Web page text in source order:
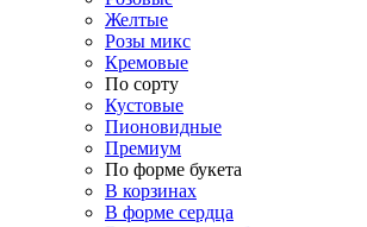
Желтые
Розы микс
Кремовые
По сорту
Кустовые
Пионовидные
Премиум
По форме букета
В корзинах
В форме сердца